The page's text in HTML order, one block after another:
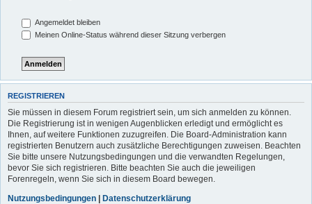
Angemeldet bleiben
Meinen Online-Status während dieser Sitzung verbergen
REGISTRIEREN
Sie müssen in diesem Forum registriert sein, um sich anmelden zu können.
Die Registrierung ist in wenigen Augenblicken erledigt und ermöglicht es
Ihnen, auf weitere Funktionen zuzugreifen. Die Board-Administration kann
registrierten Benutzern auch zusätzliche Berechtigungen zuweisen. Beachten
Sie bitte unsere Nutzungsbedingungen und die verwandten Regelungen,
bevor Sie sich registrieren. Bitte beachten Sie auch die jeweiligen
Forenregeln, wenn Sie sich in diesem Board bewegen.
Nutzungsbedingungen | Datenschutzerklärung